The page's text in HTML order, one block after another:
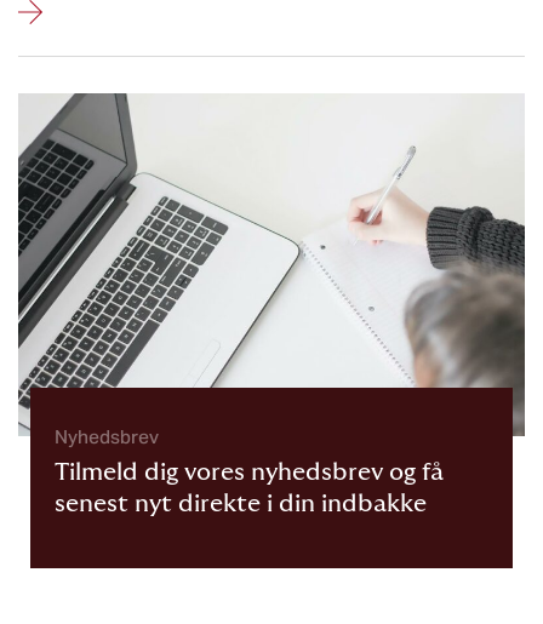
Nyhedsbrev
Tilmeld dig vores nyhedsbrev og få
senest nyt direkte i din indbakke